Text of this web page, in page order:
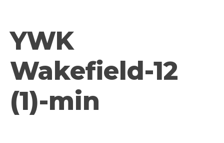
YWK
Wakefield-12
(1)-min